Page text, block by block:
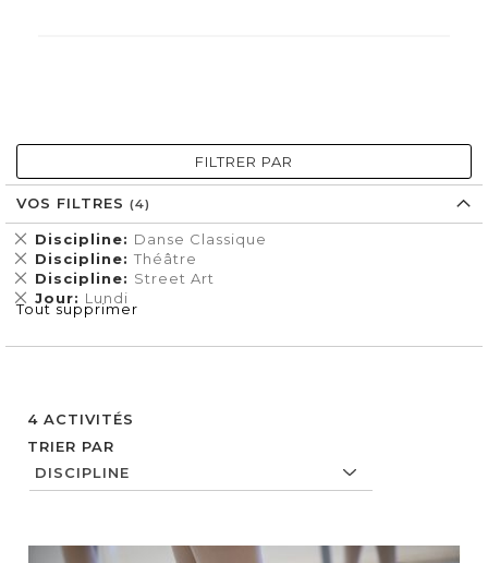
4 ACTIVITÉS
TRIER PAR
FILTRER PAR
VOS FILTRES
Discipline Danse Classique
Supprimer
cet
Élément
Discipline Théâtre
Supprimer
cet
Élément
Discipline Street Art
Supprimer
cet
Élément
Jour Lundi
Supprimer
cet
Tout supprimer